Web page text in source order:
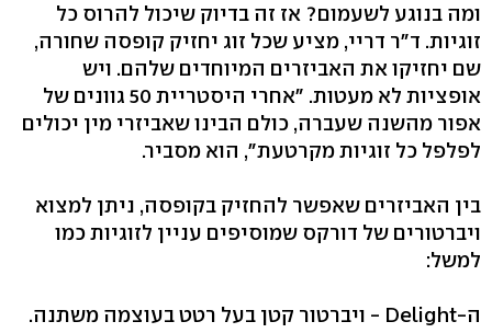
ומה בנוגע לשעמום? אז זה בדיוק שיכול להרוס כל
זוגיות. ד"ר דריי, מציע שכל זוג יחזיק קופסה שחורה,
שם יחזיקו את האביזרים המיוחדים שלהם. ויש
אופציות לא מעטות. "אחרי היסטריית 50 גוונים של
אפור מהשנה שעברה, כולם הבינו שאביזרי מין יכולים
לפלפל כל זוגיות מקרטעת", הוא מסביר.
בין האביזרים שאפשר להחזיק בקופסה, ניתן למצוא
ויברטורים של דורקס שמוסיפים עניין לזוגיות כמו
למשל:
ה-Delight - ויברטור קטן בעל רטט בעוצמה משתנה.